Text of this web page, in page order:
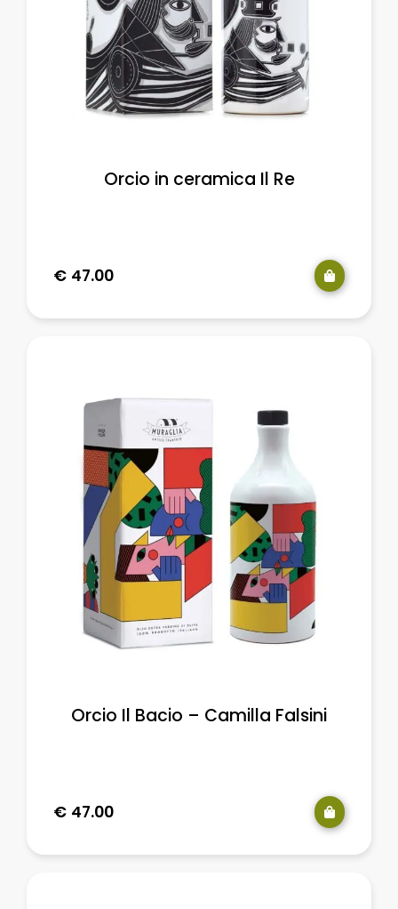
Orcio in ceramica Il Re
€ 47.00
Orcio Il Bacio – Camilla Falsini
€ 47.00